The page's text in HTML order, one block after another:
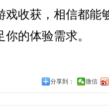
戏收获，相信都能
的体验需求。
分享到： 微信